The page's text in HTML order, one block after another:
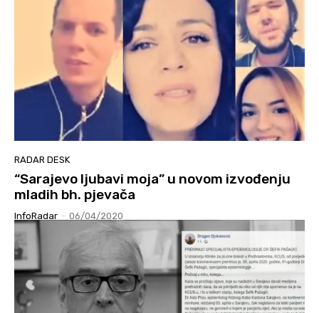
RADAR DESK
“Sarajevo ljubavi moja” u novom izvođenju
mladih bh. pjevača
InfoRadar - 06/04/2020